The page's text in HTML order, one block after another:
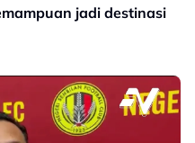
jadi destinasi